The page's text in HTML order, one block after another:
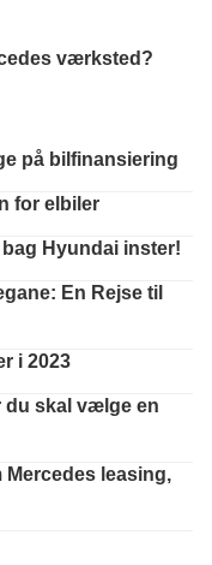
værksted?
på bilfinansiering
for elbiler
Hyundai inster!
En Rejse til
i 2023
du skal vælge en
Mercedes leasing,